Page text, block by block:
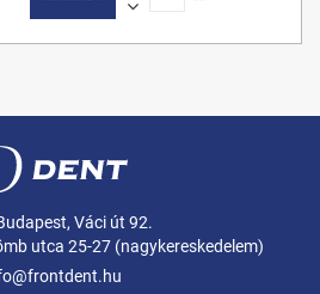
Váci út 92.
utca 25-27 (nagykereskedelem)